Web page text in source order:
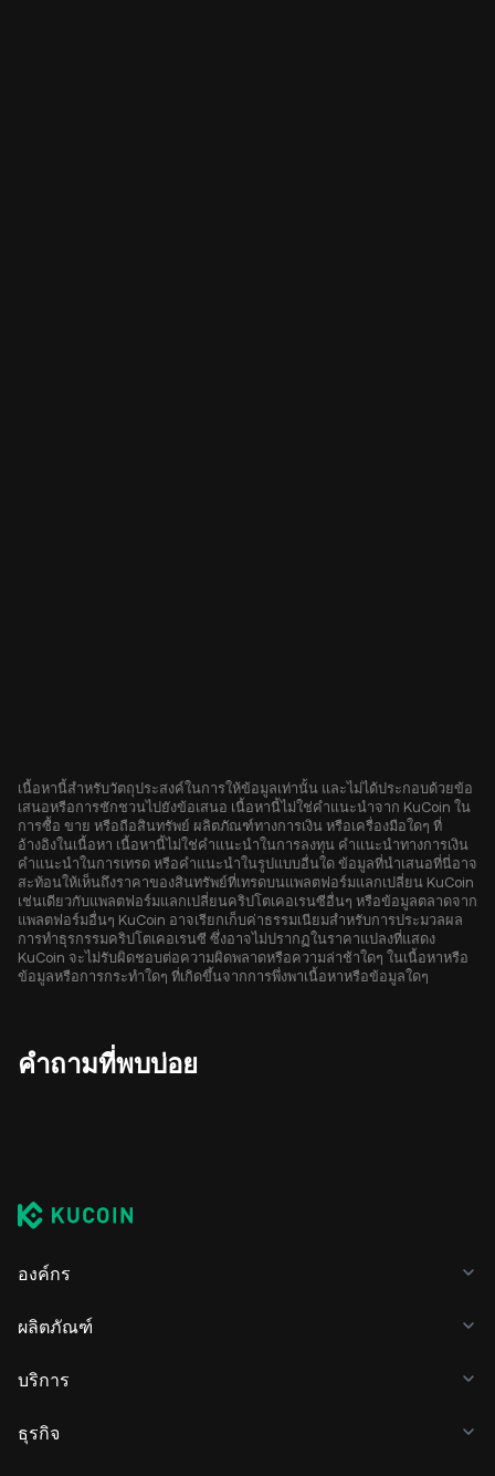
เนื้อหานี้สำหรับวัตถุประสงค์ในการให้ข้อมูลเท่านั้น และไม่ได้ประกอบด้วยข้อ
เสนอหรือการชักชวนไปยังข้อเสนอ เนื้อหานี้ไม่ใช่คำแนะนำจาก KuCoin ใน
การซื้อ ขาย หรือถือสินทรัพย์ ผลิตภัณฑ์ทางการเงิน หรือเครื่องมือใดๆ ที่
อ้างอิงในเนื้อหา เนื้อหานี้ไม่ใช่คำแนะนำในการลงทุน คำแนะนำทางการเงิน
คำแนะนำในการเทรด หรือคำแนะนำในรูปแบบอื่นใด ข้อมูลที่นำเสนอที่นี่อาจ
สะท้อนให้เห็นถึงราคาของสินทรัพย์ที่เทรดบนแพลตฟอร์มแลกเปลี่ยน KuCoin
เช่นเดียวกับแพลตฟอร์มแลกเปลี่ยนคริปโตเคอเรนซีอื่นๆ หรือข้อมูลตลาดจาก
แพลตฟอร์มอื่นๆ KuCoin อาจเรียกเก็บค่าธรรมเนียมสำหรับการประมวลผล
การทำธุรกรรมคริปโตเคอเรนซี ซึ่งอาจไม่ปรากฏในราคาแปลงที่แสดง
KuCoin จะไม่รับผิดชอบต่อความผิดพลาดหรือความล่าช้าใดๆ ในเนื้อหาหรือ
ข้อมูลหรือการกระทำใดๆ ที่เกิดขึ้นจากการพึ่งพาเนื้อหาหรือข้อมูลใดๆ
คำถามที่พบบ่อย
องค์กร
ผลิตภัณฑ์
บริการ
ธุรกิจ